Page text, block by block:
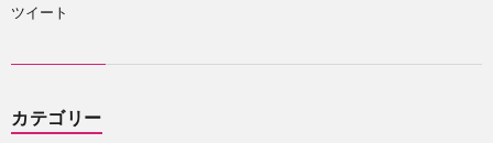
ツイート
カテゴリー